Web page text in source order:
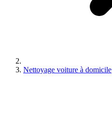
Nettoyage voiture à domicile